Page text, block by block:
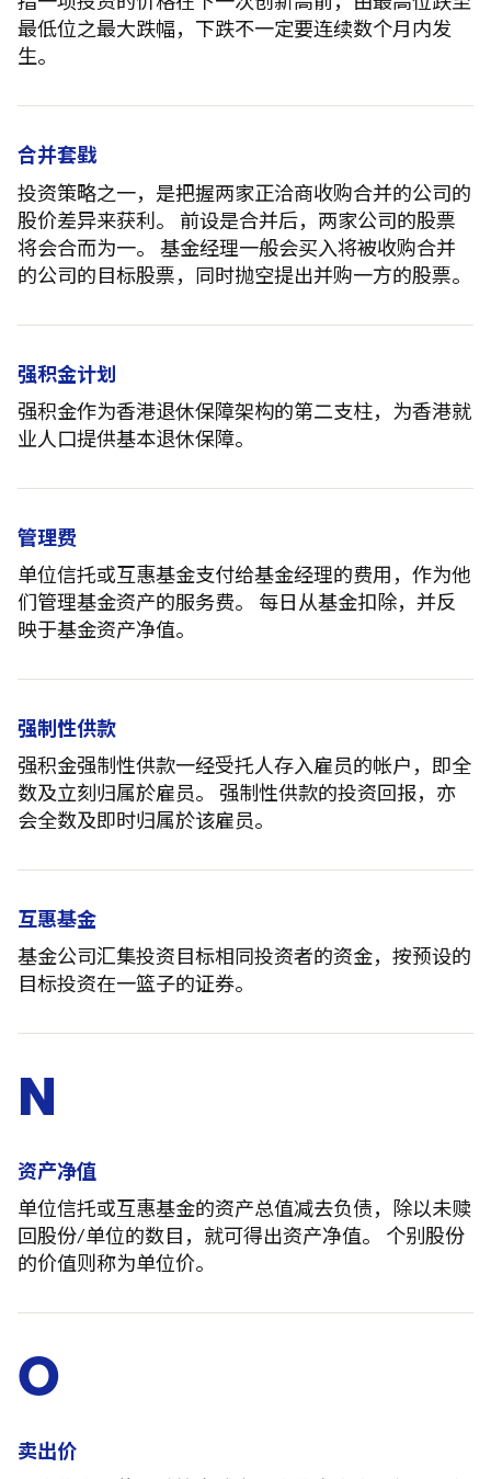
最低位之最大跌幅，下跌不一定要连续数个月内发
生。
合并套戥
投资策略之一，是把握两家正洽商收购合并的公司的
股价差异来获利。 前设是合并后，两家公司的股票
将会合而为一。 基金经理一般会买入将被收购合并
的公司的目标股票，同时抛空提出并购一方的股票。
强积金计划
强积金作为香港退休保障架构的第二支柱，为香港就
业人口提供基本退休保障。
管理费
单位信托或互惠基金支付给基金经理的费用，作为他
们管理基金资产的服务费。 每日从基金扣除，并反
映于基金资产净值。
强制性供款
强积金强制性供款一经受托人存入雇员的帐户，即全
数及立刻归属於雇员。 强制性供款的投资回报，亦
会全数及即时归属於该雇员。
互惠基金
基金公司汇集投资目标相同投资者的资金，按预设的
目标投资在一篮子的证券。
N
资产净值
单位信托或互惠基金的资产总值减去负债，除以未赎
回股份/单位的数目，就可得出资产净值。 个别股份
的价值则称为单位价。
O
卖出价